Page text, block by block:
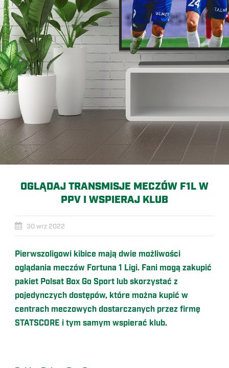
OGLĄDAJ TRANSMISJE MECZÓW F1L W
PPV I WSPIERAJ KLUB
30 wrz 2022
Pierwszoligowi kibice mają dwie możliwości
oglądania meczów Fortuna 1 Ligi. Fani mogą zakupić
pakiet Polsat Box Go Sport lub skorzystać z
pojedynczych dostępów, które można kupić w
centrach meczowych dostarczanych przez firmę
STATSCORE i tym samym wspierać klub.